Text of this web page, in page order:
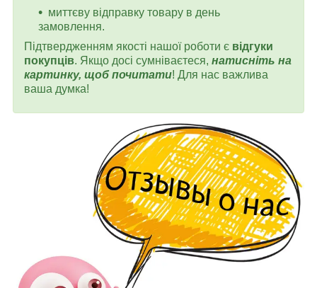
миттєву відправку товару в день
замовлення.
Підтвердженням якості нашої роботи є відгуки
покупців. Якщо досі сумніваєтеся, натисніть на
картинку, щоб почитати! Для нас важлива
ваша думка!